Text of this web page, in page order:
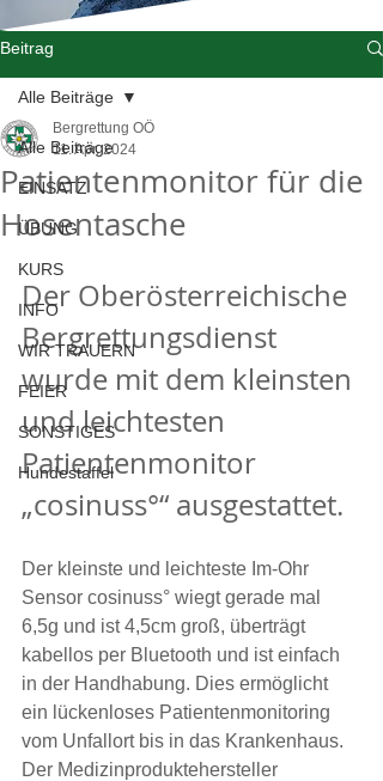
Beitrag
Alle Beiträge
EINSATZ
ÜBUNG
KURS
INFO
WIR TRAUERN
FEIER
SONSTIGES
Hundestaffel
Alle Beiträge
Patientenmonitor für die
Hosentasche
Bergrettung OÖ
11. Apr. 2024
Der Oberösterreichische
Bergrettungsdienst
wurde mit dem kleinsten
und leichtesten
Patientenmonitor
„cosinuss°“ ausgestattet.
Der kleinste und leichteste Im-Ohr
Sensor cosinuss° wiegt gerade mal
6,5g und ist 4,5cm groß, überträgt
kabellos per Bluetooth und ist einfach
in der Handhabung. Dies ermöglicht
ein lückenloses Patientenmonitoring
vom Unfallort bis in das Krankenhaus.
Der Medizinproduktehersteller